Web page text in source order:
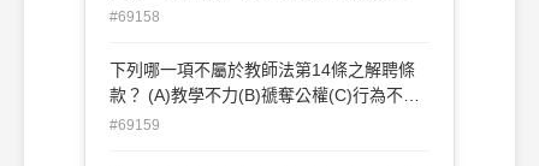
(B)兩性教育(C)生命教育(D)健康醫學
#69158
下列哪一項不屬於教師法第14條之解聘條
款？ (A)教學不力(B)禠奪公權(C)行為不檢
(D)身體殘缺
#69159